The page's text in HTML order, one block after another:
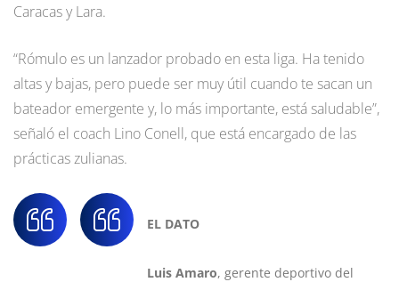
Caracas y Lara.
“Rómulo es un lanzador probado en esta liga. Ha tenido
altas y bajas, pero puede ser muy útil cuando te sacan un
bateador emergente y, lo más importante, está saludable”,
señaló el coach Lino Conell, que está encargado de las
prácticas zulianas.
EL DATO
Luis Amaro, gerente deportivo del